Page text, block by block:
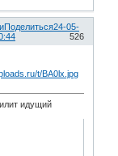
Поделиться
526
24-05-
идущий